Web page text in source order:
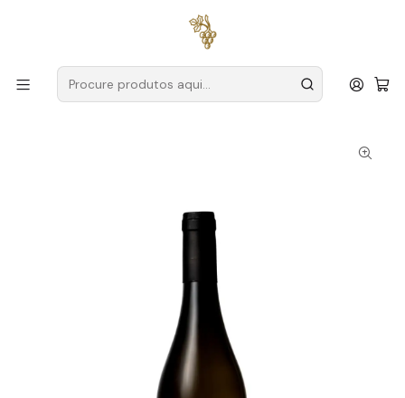
para encomendas a partir de
Produtores Tejo
ODE Winery
Ode Winery Alvarinho 2023 Tejo Branco 75cl